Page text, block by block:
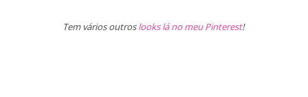
Tem vários outroslooks lá no meu Pinterest!